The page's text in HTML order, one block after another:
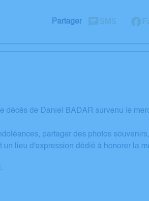
Partager SMS
décès de Daniel BADAR survenu le
partager des photos
lieu d'expression dédié à honorer la
.